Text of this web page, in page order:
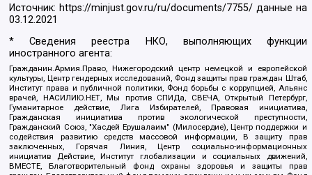
Источник: https://minjust.gov.ru/ru/documents/7755/ данные на
03.12.2021
* Сведения реестра НКО, выполняющих функции
иностранного агента:
Гражданин.Армия.Право, Нижегородский центр немецкой и европейской
культуры, Центр гендерных исследований, Фонд защиты прав граждан Штаб,
Институт права и публичной политики, Фонд борьбы с коррупцией, Альянс
врачей, НАСИЛИЮ.НЕТ, Мы против СПИДа, СВЕЧА, Открытый Петербург,
Гуманитарное действие, Лига Избирателей, Правовая инициатива,
Гражданская инициатива против экологической преступности,
Гражданский Союз, "Хасдей Ерушалаим" (Милосердие), Центр поддержки и
содействия развитию средств массовой информации, В защиту прав
заключенных, Горячая Линия, Центр социально-информационных
инициатив Действие, Институт глобализации и социальных движений,
ВМЕСТЕ, Благотворительный фонд охраны здоровья и защиты прав